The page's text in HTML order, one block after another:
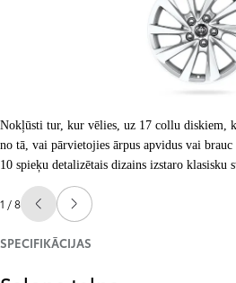
Nokļūsti tur, kur vēlies, uz 17 collu diskiem,
no tā, vai pārvietojies ārpus apvidus vai
10 spieķu detalizētais dizains izstaro klasisku
1 / 8 Iepriekšējais slaids
Nākamais slaids
SPECIFIKĀCIJAS